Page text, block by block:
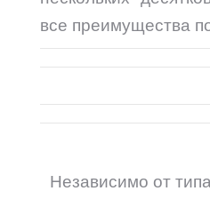
все преимущества
Независимо от